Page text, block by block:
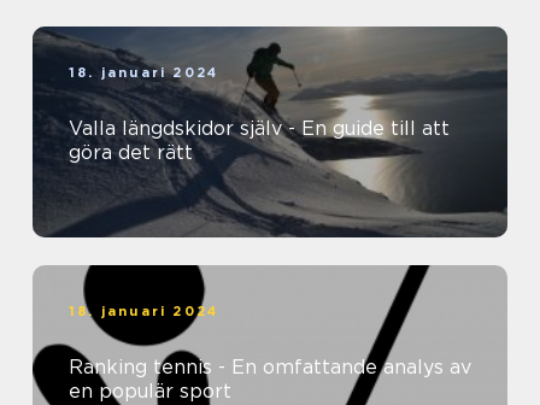
18. januari 2024
Valla längdskidor själv - En guide till att
göra det rätt
18. januari 2024
Ranking tennis - En omfattande analys av
en populär sport